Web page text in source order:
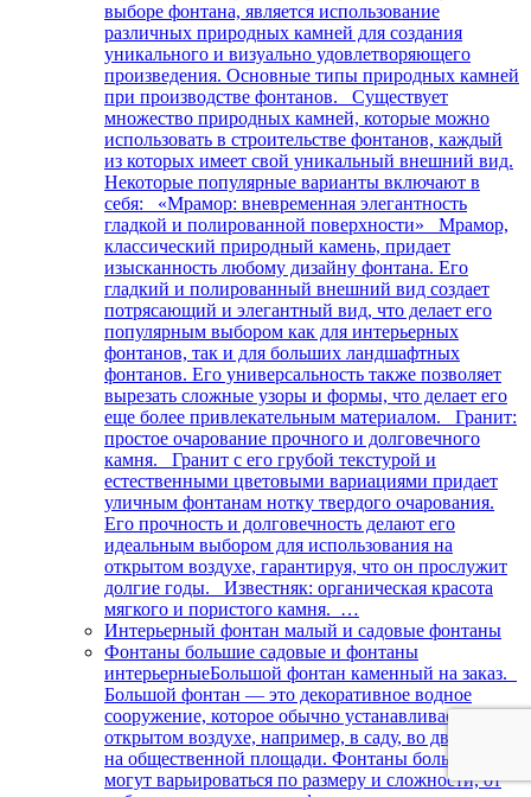
выборе фонтана, является использование
различных природных камней для создания
уникального и визуально удовлетворяющего
произведения. Основные типы природных камней
при производстве фонтанов. Существует
множество природных камней, которые можно
использовать в строительстве фонтанов, каждый
из которых имеет свой уникальный внешний вид.
Некоторые популярные варианты включают в
себя: «Мрамор: вневременная элегантность
гладкой и полированной поверхности» Мрамор,
классический природный камень, придает
изысканность любому дизайну фонтана. Его
гладкий и полированный внешний вид создает
потрясающий и элегантный вид, что делает его
популярным выбором как для интерьерных
фонтанов, так и для больших ландшафтных
фонтанов. Его универсальность также позволяет
вырезать сложные узоры и формы, что делает его
еще более привлекательным материалом. Гранит:
простое очарование прочного и долговечного
камня. Гранит с его грубой текстурой и
естественными цветовыми вариациями придает
уличным фонтанам нотку твердого очарования.
Его прочность и долговечность делают его
идеальным выбором для использования на
открытом воздухе, гарантируя, что он прослужит
долгие годы. Известняк: органическая красота
мягкого и пористого камня. …
Интерьерный фонтан малый и садовые фонтаны
Фонтаны большие садовые и фонтаны
интерьерныеБольшой фонтан каменный на заказ.
Большой фонтан — это декоративное водное
сооружение, которое обычно устанавливается на
открытом воздухе, например, в саду, во дворе или
на общественной площади. Фонтаны большие
могут варьироваться по размеру и сложности, от